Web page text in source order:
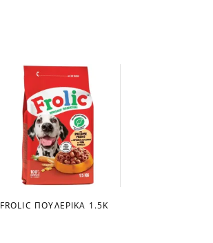
favorite_border
FROLIC ΠΟΥΛΕΡΙΚΑ 1.5Κ